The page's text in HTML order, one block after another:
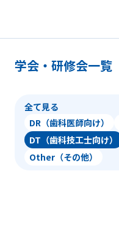
学会・研修会一覧
全て見る
DR（歯科医師向け）
DT（歯科技工士向け）
Other（その他）